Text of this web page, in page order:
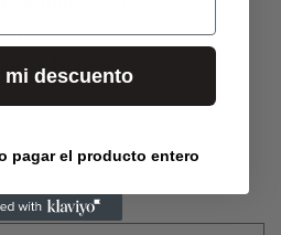
mi descuento
pagar el producto entero